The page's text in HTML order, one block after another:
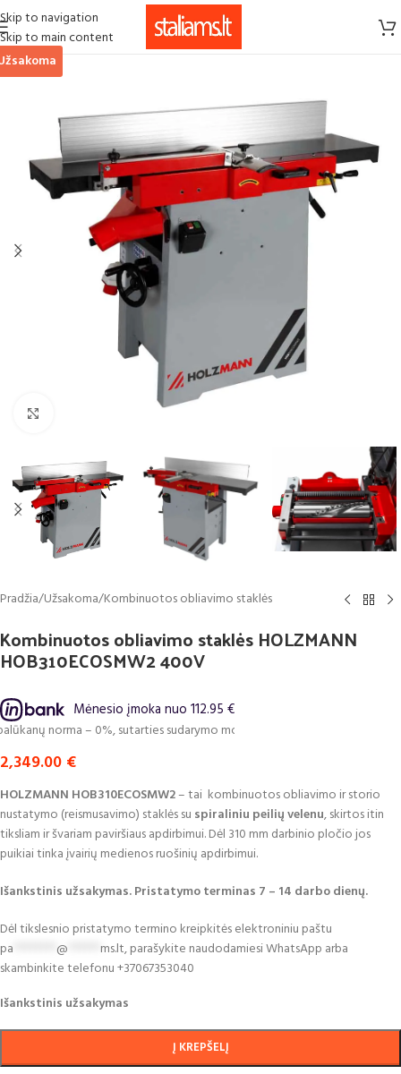
Skip to navigation
Skip to main content
Pradžia/Užsakoma/Kombinuotos obliavimo staklės
Kombinuotos obliavimo staklės HOLZMANN
HOB310ECOSMW2 400V
Mėnesio įmoka nuo 112.95 €
– 0%, sutarties sudarymo mokestis – 1%, sutarties administravimo
2,349.00 €
HOLZMANN HOB310ECOSMW2– tai kombinuotos obliavimo ir storio
nustatymo (reismusavimo) staklės su spiraliniu peilių velenu, skirtos itin
tiksliam ir švariam paviršiaus apdirbimui. Dėl 310 mm darbinio pločio jos
puikiai tinka įvairių medienos ruošinių apdirbimui.
Išankstinis užsakymas. Pristatymo terminas 7 – 14 darbo dienų.
Dėl tikslesnio pristatymo termino kreipkitės elektroniniu paštu
pa
@ ms.lt,parašykite naudodamiesiWhatsApp arba
skambinkitetelefonu+37067353040
Išankstinis užsakymas
Į KREPŠELĮ